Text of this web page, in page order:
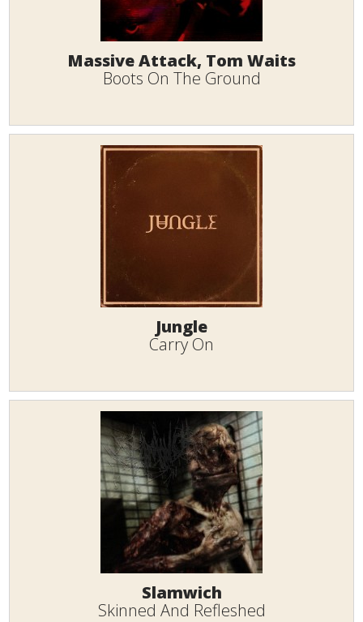
Massive Attack, Tom Waits
Boots On The Ground
Jungle
Carry On
Slamwich
Skinned And Refleshed